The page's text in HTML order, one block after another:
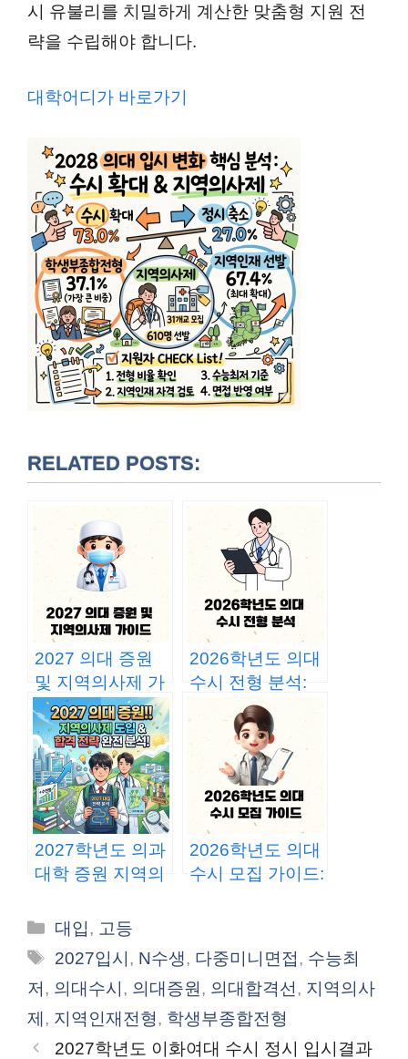
시 유불리를 치밀하게 계산한 맞춤형 지원 전
략을 수립해야 합니다.
대학어디가 바로가기
RELATED POSTS:
2027 의대 증원
및 지역의사제 가
이드: 합격선 변화
와 10년 복무 분
석
2026학년도 의대
수시 전형 분석:
정원 원복, 지역인
재 확대, 그리고
‘사탐런’의 변수
2027학년도 의과
대학 증원 지역의
략 분석
2026학년도 의대
수시 모집 가이드:
카
테
리
대입, 고등
태
그
2027입시, N수생, 다중미니면접, 수능최
저, 의대수시, 의대증원, 의대합격선, 지역의사
제, 지역인재전형, 학생부종합전형
2027학년도 이화여대 수시 정시 입시결과